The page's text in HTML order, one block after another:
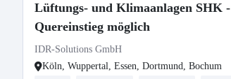
Lüftungs- und Klimaanlagen SHK -
Quereinstieg möglich
IDR-Solutions GmbH
Köln, Wuppertal, Essen, Dortmund, Bochum